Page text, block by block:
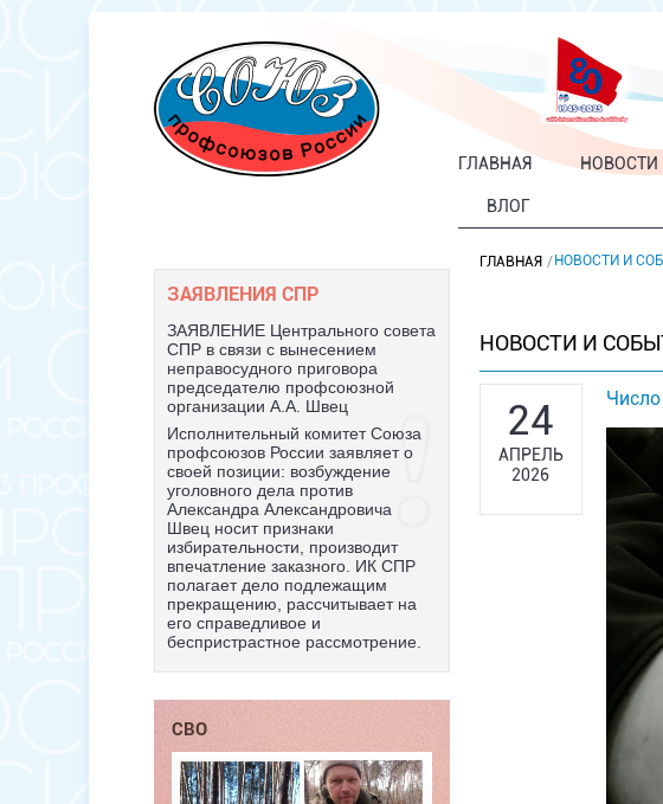
ГЛАВНАЯ НОВОСТИ
ВЛОГ
ЗАЯВЛЕНИЯ СПР
ЗАЯВЛЕНИЕ Центрального совета
СПР в связи с вынесением
неправосудного приговора
председателю профсоюзной
организации А.А. Швец
Исполнительный комитет Союза
профсоюзов России заявляет о
своей позиции: возбуждение
уголовного дела против
Александра Александровича
Швец носит признаки
избирательности, производит
впечатление заказного. ИК СПР
полагает дело подлежащим
прекращению, рассчитывает на
его справедливое и
беспристрастное рассмотрение.
СВО
ГЛАВНАЯ НОВОСТИ И
НОВОСТИ И
24
АПРЕЛЬ
2026